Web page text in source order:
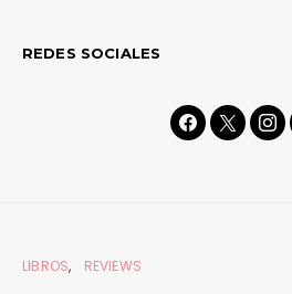
REDES SOCIALES
LIBROS REVIEWS